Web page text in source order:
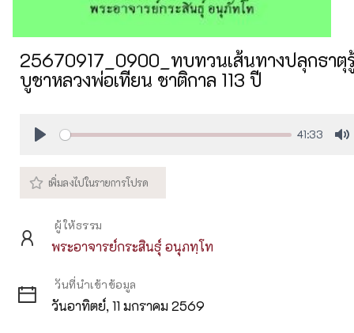
25670917_0900_ทบทวนเส้นทางปลุกธาตุ
บูชาหลวงพ่อเทียน ชาติกาล 113 ปี
41:33
ผู้ให้ธรรม
พระอาจารย์กระสินธุ์ อนุภทฺโท
วันที่นำเข้าข้อมูล
วันอาทิตย์, 11 มกราคม 2569